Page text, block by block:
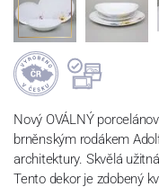
Nový OVÁLNÝ
brněnským rodákem
architektury. Skvělá
Tento dekor je zdobený